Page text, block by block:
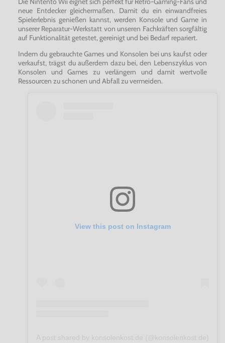
neue Entdecker gleichermaßen. Damit du ein einwandfreies
Spielerlebnis genießen kannst, werden Konsole und Game in
unserer Reparatur-Werkstatt von unseren Fachkräften sorgfältig
auf Funktionalität getestet, gereinigt und bei Bedarf repariert.
Indem du gebrauchte Games und Konsolen bei uns kaufst oder
verkaufst, trägst du außerdem dazu bei, den Lebenszyklus von
Konsolen und Games zu verlängern und damit wertvolle
Ressourcen zu schonen und Abfall zu vermeiden.
View this post on Instagram